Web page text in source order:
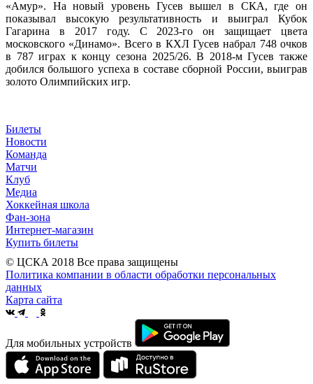
«Амур». На новый уровень Гусев вышел в СКА, где он
показывал высокую результативность и выиграл Кубок
Гагарина в 2017 году. С 2023-го он защищает цвета
московского «Динамо». Всего в КХЛ Гусев набрал 748 очков
в 787 играх к концу сезона 2025/26. В 2018-м Гусев также
добился большого успеха в составе сборной России, выиграв
золото Олимпийских игр.
Билеты
Новости
Команда
Матчи
Клуб
Медиа
Хоккейная школа
Фан-зона
Интернет-магазин
Купить билеты
© ЦСКА 2018 Все права защищены
Политика компании в области обработки персональных
данных
Карта сайта
Для мобильных устройств